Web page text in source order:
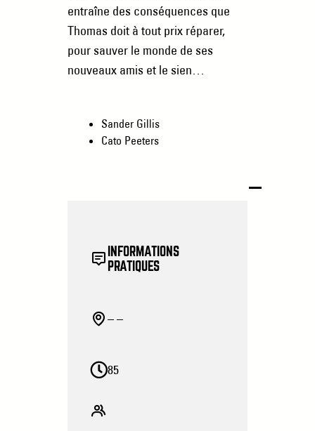
entraîne des conséquences que
Thomas doit à tout prix réparer,
pour sauver le monde de ses
nouveaux amis et le sien…
Sander Gillis
Cato Peeters
INFORMATIONS
PRATIQUES
– –
85